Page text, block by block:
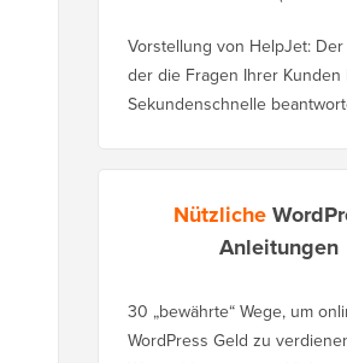
Vorstellung von HelpJet: Der
der die Fragen Ihrer Kunden
Sekundenschnelle
Nützliche
Anleitungen
30 „bewährte“ Wege, um
WordPress Geld zu